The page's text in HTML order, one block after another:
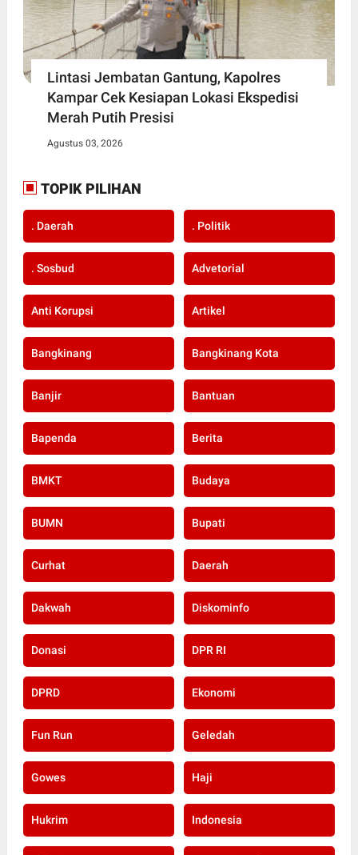
Lintasi Jembatan Gantung, Kapolres
Kampar Cek Kesiapan Lokasi Ekspedisi
Merah Putih Presisi
Agustus 03, 2026
TOPIK PILIHAN
. Daerah . Politik
. Sosbud Advetorial
Anti Korupsi Artikel
Bangkinang Bangkinang Kota
Banjir Bantuan
Bapenda Berita
BMKT Budaya
BUMN Bupati
Curhat Daerah
Dakwah Diskominfo
Donasi DPR RI
DPRD Ekonomi
Fun Run Geledah
Gowes Haji
Hukrim Indonesia